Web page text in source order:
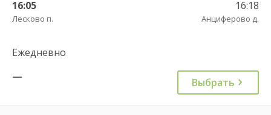
16:05
Лесково п.
16:18
Анциферово д.
Ежедневно
—
Выбрать